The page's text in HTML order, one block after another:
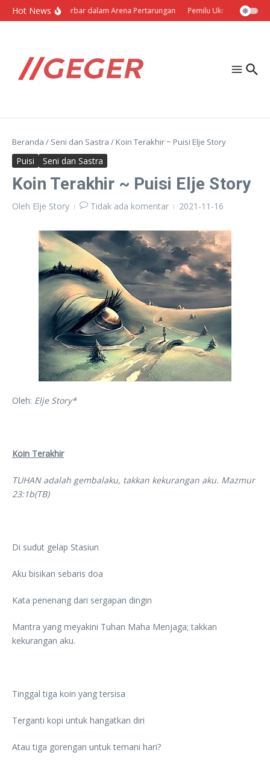
Lewati ke konten
Hot NewsPolitik Barbar dalam Arena Pertarungan Pemilu Ukraina: Milih
Beranda / Seni dan Sastra / Koin Terakhir ~ Puisi Elje Story
Puisi Seni dan Sastra
Koin Terakhir ~ Puisi Elje Story
Oleh Elje Story Tidak ada komentar 2021-11-16
Oleh: Elje Story*
Koin Terakhir
TUHAN adalah gembalaku, takkan kekurangan aku. Mazmur
23:1b(TB)
Di sudut gelap Stasiun
Aku bisikan sebaris doa
Kata penenang dari sergapan dingin
Mantra yang meyakini Tuhan Maha Menjaga; takkan
kekurangan aku.
Tinggal tiga koin yang tersisa
Terganti kopi untuk hangatkan diri
Atau tiga gorengan untuk temani hari?